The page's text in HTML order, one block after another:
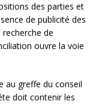
des parties et
de publicité des
de
ouvre la voie
au greffe du conseil
doit contenir les